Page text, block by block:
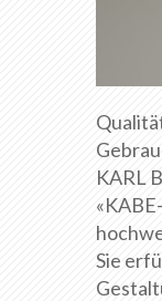
KARL
Sie